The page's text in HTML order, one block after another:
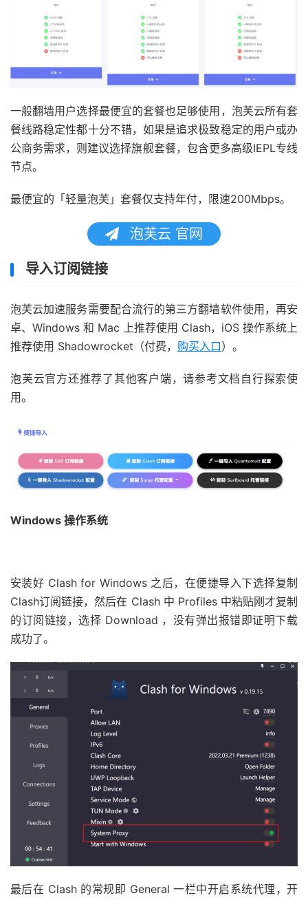
一般翻墙用户选择最便宜的套餐也足够使用，泡芙云所有套
餐线路稳定性都十分不错，如果是追求极致稳定的用户或办
公商务需求，则建议选择旗舰套餐，包含更多高级IEPL专线
节点。
最便宜的「轻量泡芙」套餐仅支持年付，限速200Mbps。
泡芙云 官网
导入订阅链接
泡芙云加速服务需要配合流行的第三方翻墙软件使用，再安
卓、Windows 和 Mac 上推荐使用 Clash，iOS 操作系统上
推荐使用 Shadowrocket（付费， 购买入口）。
泡芙云官方还推荐了其他客户端，请参考文档自行探索使
用。
Windows 操作系统
安装好 Clash for Windows 之后，在便捷导入下选择复制
Clash订阅链接，然后在 Clash 中 Profiles 中粘贴刚才复制
的订阅链接，选择 Download ，没有弹出报错即证明下载
成功了。
最后在 Clash 的常规即 General 一栏中开启系统代理，开